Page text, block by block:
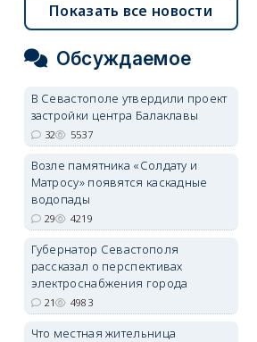
Показать все новости
Обсуждаемое
В Севастополе утвердили проект
застройки центра Балаклавы
32 5537
Возле памятника «Солдату и
Матросу» появятся каскадные
водопады
29 4219
Губернатор Севастополя
рассказал о перспективах
электроснабжения города
21 4983
Что местная жительница